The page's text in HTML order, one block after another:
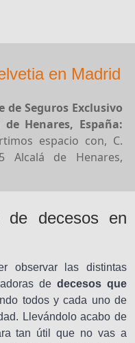
en Madrid
de Seguros Exclusivo
Henares, España:
espacio con, C.
Alcalá de Henares,
de decesos en
observar las distintas
de decesos que
todos y cada uno de
Llevándolo acabo de
tan útil que no vas a